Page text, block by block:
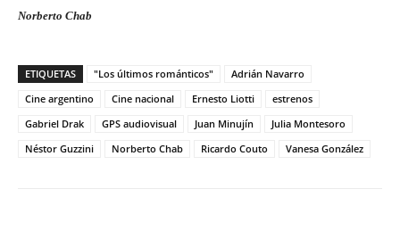
Norberto Chab
ETIQUETAS "Los últimos románticos"
Adrián Navarro
Cine argentino
Cine nacional Ernesto Liotti
estrenos
Gabriel Drak
GPS audiovisual Juan Minujín
Julia Montesoro
Néstor Guzzini
Norberto Chab Ricardo Couto Vanesa González